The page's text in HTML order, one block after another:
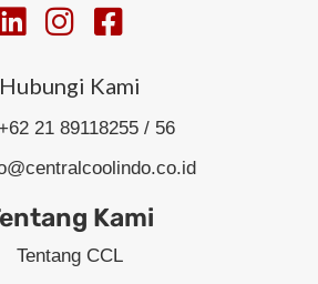
Hubungi Kami
21 89118255 / 56
Kami
Tentang CCL